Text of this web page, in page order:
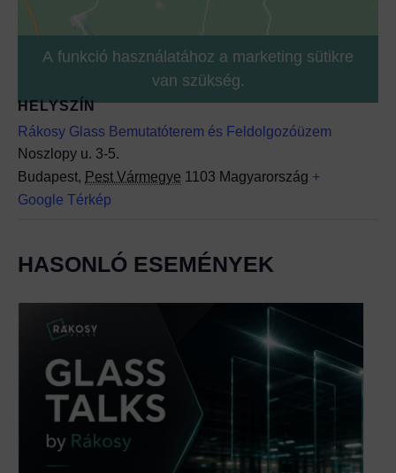
HELYSZÍN
Rákosy Glass Bemutatóterem és Feldolgozóüzem
Noszlopy u. 3-5.
Budapest, Pest Vármegye 1103 Magyarország +
Google Térkép
A funkció használatához a marketing sütikre
van szükség.
HASONLÓ ESEMÉNYEK